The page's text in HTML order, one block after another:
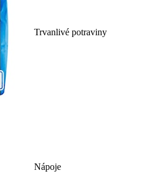
Trvanlivé potraviny
Nápoje